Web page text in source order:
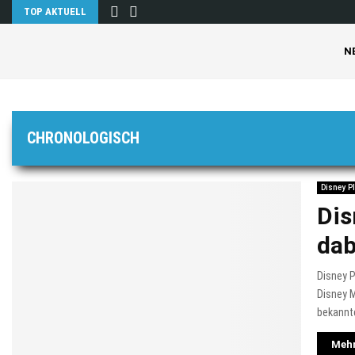
TOP AKTUELL
CHRONOLOGISCH
Disney
Disney
Disney